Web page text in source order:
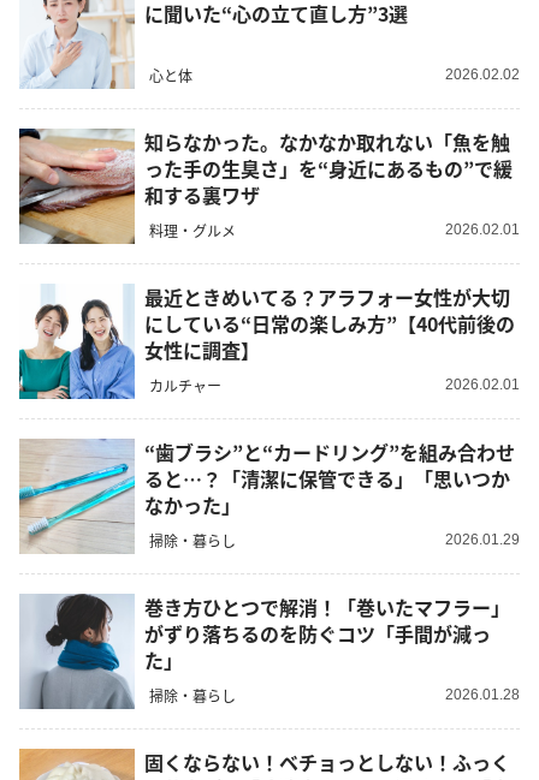
に聞いた“心の立て直し方”3選
心と体 2026.02.02
知らなかった。なかなか取れない「魚を触
った手の生臭さ」を“身近にあるもの”で緩
和する裏ワザ
料理・グルメ 2026.02.01
最近ときめいてる？アラフォー女性が大切
にしている“日常の楽しみ方”【40代前後の
女性に調査】
カルチャー 2026.02.01
“歯ブラシ”と“カードリング”を組み合わせ
ると…？「清潔に保管できる」「思いつか
なかった」
掃除・暮らし 2026.01.29
巻き方ひとつで解消！「巻いたマフラー」
がずり落ちるのを防ぐコツ「手間が減っ
た」
掃除・暮らし 2026.01.28
固くならない！ベチョっとしない！ふっく